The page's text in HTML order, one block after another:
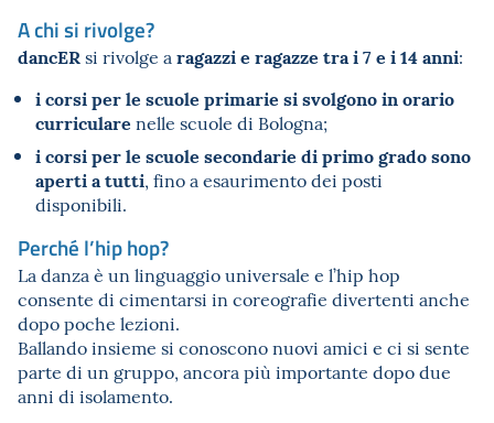
A chi si rivolge?
dancERsi rivolge a ragazzi e ragazze tra i 7 e i 14 anni:
i corsi per le scuole primarie si svolgono in orario
curriculare nelle scuole di Bologna;
i corsi per le scuole secondarie di primo grado sono
aperti a tutti, fino a esaurimento dei posti
disponibili.
Perché l’hip hop?
La danza è un linguaggio universale e l’hip hop
consente di cimentarsi in coreografie divertenti anche
dopo poche lezioni.
Ballando insieme si conoscono nuovi amici e ci si sente
parte di un gruppo, ancora più importante dopo due
anni di isolamento.